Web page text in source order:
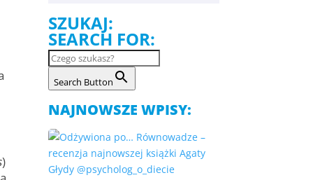
)
SZUKAJ:
SEARCH FOR:
Search Button
NAJNOWSZE WPISY: